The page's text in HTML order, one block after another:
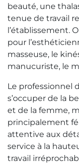
beauté, une
tenue de travail
l’établissement.
pour
masseuse, le
manucuriste, le
Le professionnel
s’occuper de la
et de la femme,
principalement
attentive aux
service à la
travail